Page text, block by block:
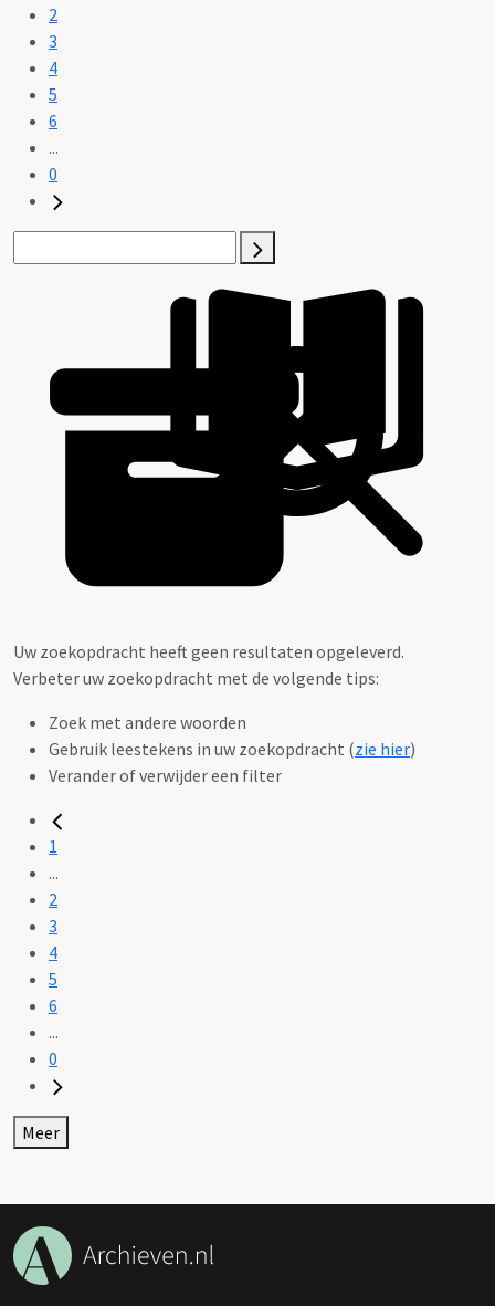
2
3
4
5
6
...
0
Uw zoekopdracht heeft geen resultaten opgeleverd.
Verbeter uw zoekopdracht met de volgende tips:
Zoek met andere woorden
Gebruik leestekens in uw zoekopdracht (zie hier)
Verander of verwijder een filter
1
...
2
3
4
5
6
...
0
Meer